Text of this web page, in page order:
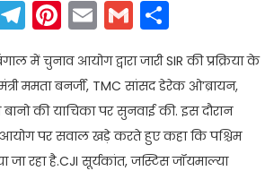
Telegram
Pinterest
EmailGmail
में चुनाव आयोग द्वारा जारी SIR की प्रक्रिया के
ममता बनर्जी, TMC सांसद डेरेक ओ’ब्रायन,
की याचिका पर सुनवाई की. इस दौरान
पर सवाल खड़े करते हुए कहा कि पश्चिम
जा रहा है.CJI सूर्यकांत, जस्टिस जॉयमाल्या